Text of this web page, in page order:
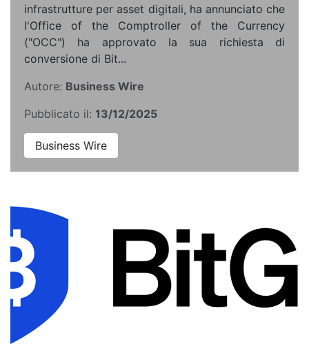
infrastrutture per asset digitali, ha annunciato che
l'Office of the Comptroller of the Currency
("OCC") ha approvato la sua richiesta di
conversione di Bit...
Autore: Business Wire
Pubblicato il: 13/12/2025
Business Wire